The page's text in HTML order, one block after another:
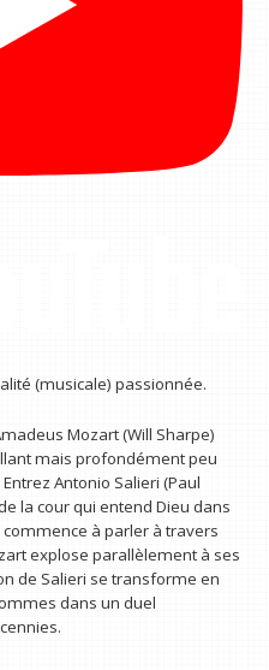
(musicale) passionnée.
Mozart (Will Sharpe)
mais profondément peu
Antonio Salieri (Paul
la cour qui entend Dieu dans
à parler à travers
explose parallèlement à ses
de Salieri se transforme en
dans un duel